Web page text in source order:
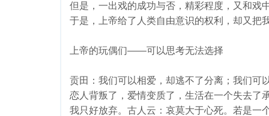
但是，一出戏的成功与否，精彩程度，又和戏
于是，上帝给了人类自由意识的权利，却又把
上帝的玩偶们——可以思考无法选择
贡田：我们可以相爱，却逃不了分离；我们可
恋人背叛了，爱情变质了，生活在一个失去了
我只好放弃。古人云：哀莫大于心死。若是一